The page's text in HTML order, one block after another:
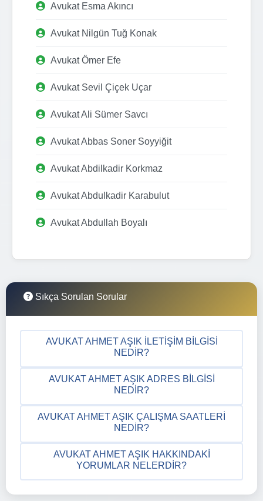
Avukat Esma Akıncı
Avukat Nilgün Tuğ Konak
Avukat Ömer Efe
Avukat Sevil Çiçek Uçar
Avukat Ali Sümer Savcı
Avukat Abbas Soner Soyyiğit
Avukat Abdilkadir Korkmaz
Avukat Abdulkadir Karabulut
Avukat Abdullah Boyalı
Sıkça Sorulan Sorular
AVUKAT AHMET AŞIK İLETIŞIM BILGISI
NEDIR?
AVUKAT AHMET AŞIK ADRES BILGISI
NEDIR?
AVUKAT AHMET AŞIK ÇALIŞMA SAATLERI
NEDIR?
AVUKAT AHMET AŞIK HAKKINDAKI
YORUMLAR NELERDIR?